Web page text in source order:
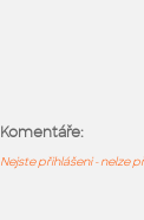
Komentáře:
Nejste přihlášeni - nelze